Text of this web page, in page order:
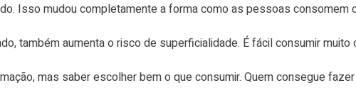
Isso mudou completamente a forma como as pessoas consomem
também aumenta o risco de superficialidade. É fácil consumir
mas saber escolher bem o que consumir. Quem consegue